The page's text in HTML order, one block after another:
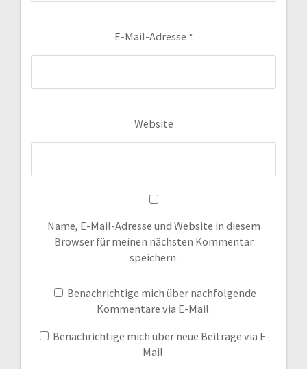
E-Mail-Adresse *
Website
Name, E-Mail-Adresse und Website in diesem
Browser für meinen nächsten Kommentar
speichern.
Benachrichtige mich über nachfolgende
Kommentare via E-Mail.
Benachrichtige mich über neue Beiträge via E-
Mail.